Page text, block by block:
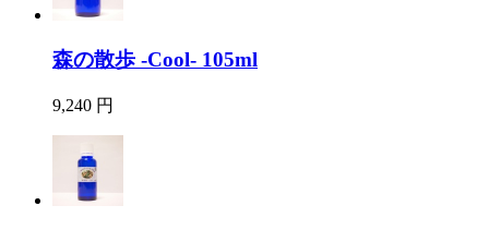
森の散歩 -Cool- 105ml
9,240 円